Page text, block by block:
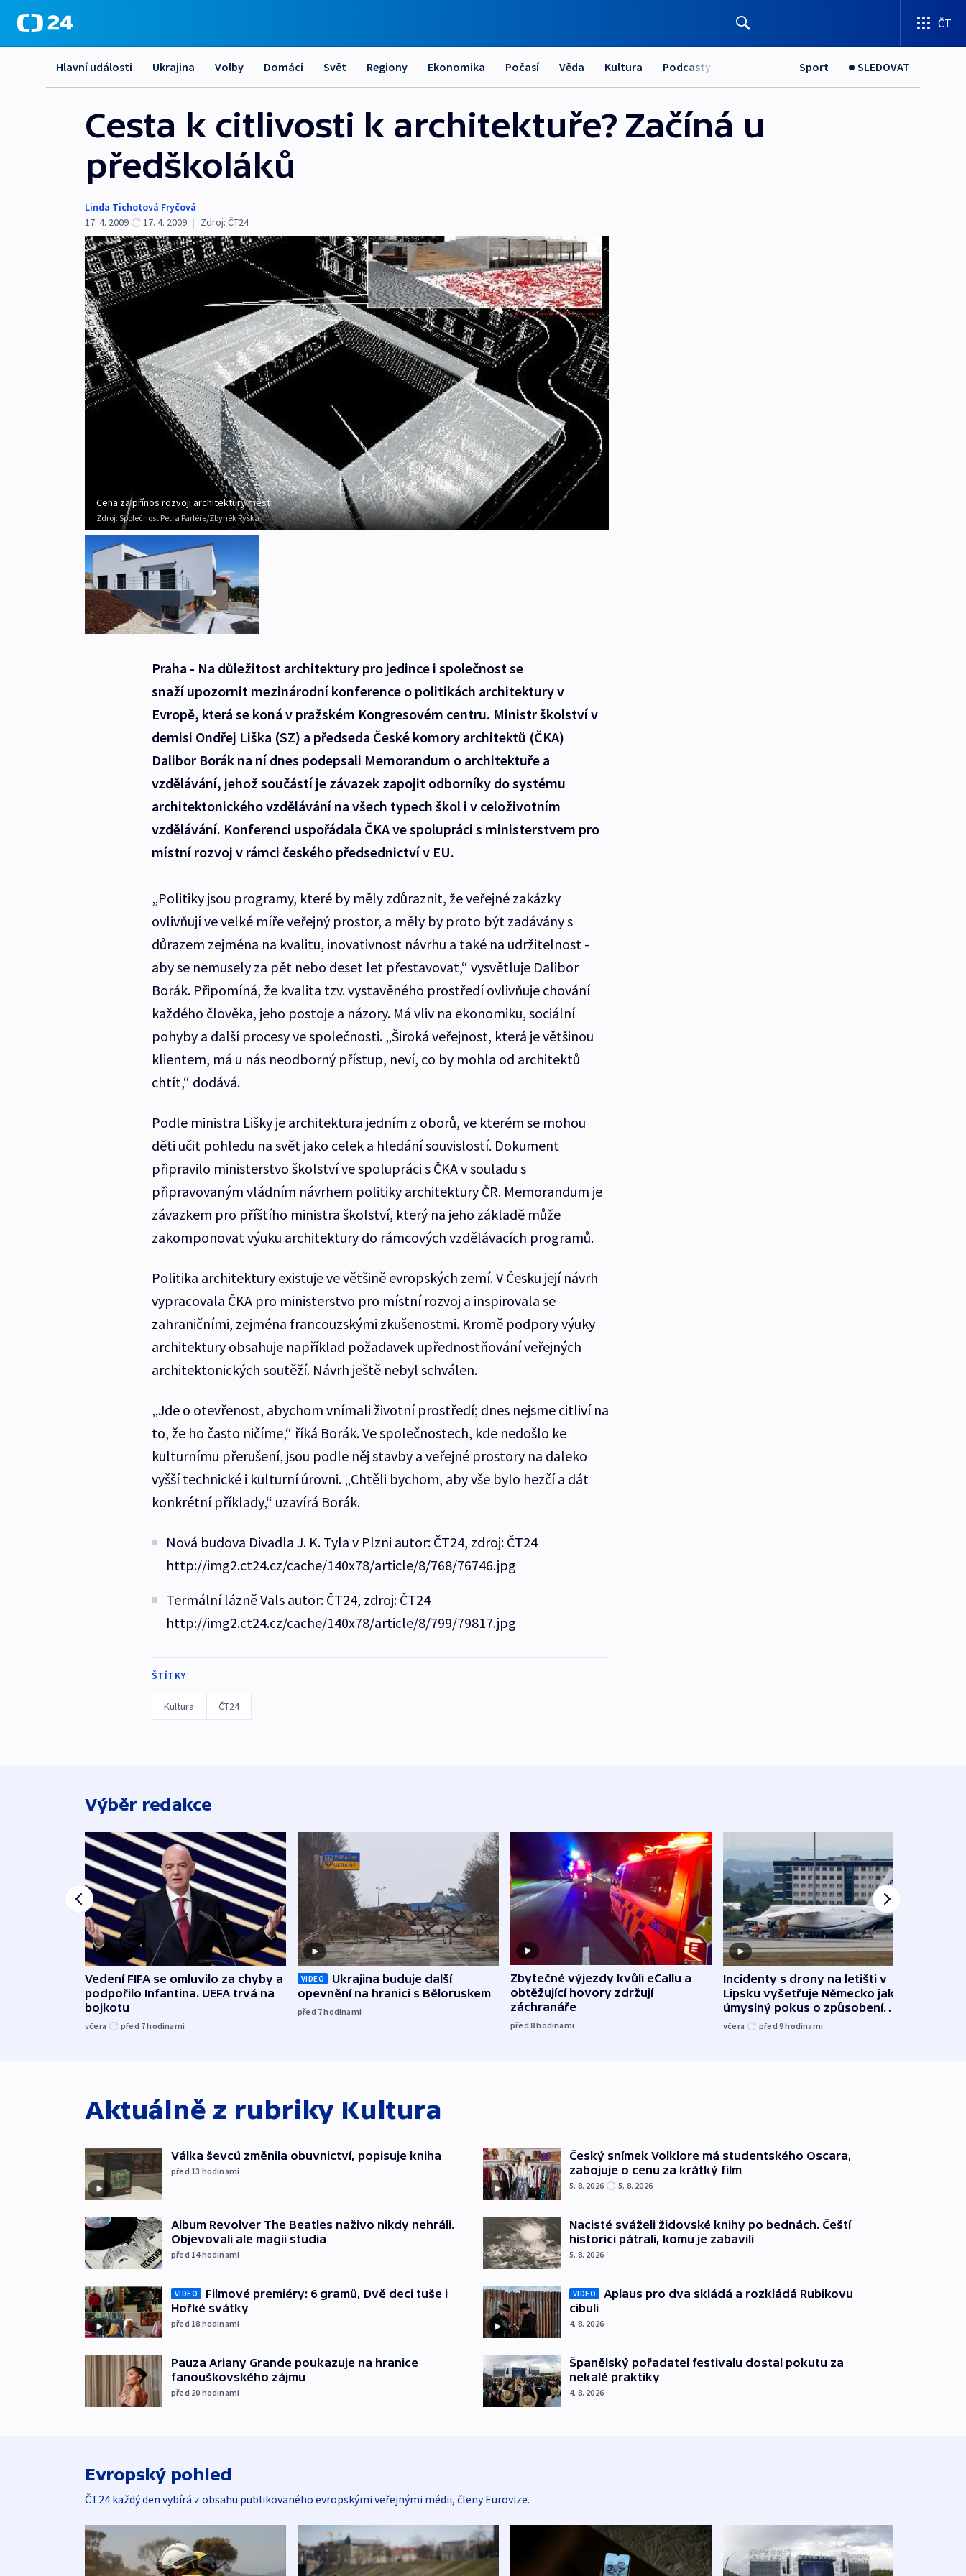
ČT
Hlavní události Ukrajina Volby Domácí Svět Regiony Ekonomika Počasí Věda Kultura Podcasty Sport SLEDOVAT
Cesta k citlivosti k architektuře? Začíná u
předškoláků
Linda Tichotová Fryčová
17. 4. 2009
17. 4. 2009 | Zdroj: ČT24
Cena za přínos rozvoji architektury měst
Zdroj: Společnost Petra Parléře/Zbyněk Ryška
Praha - Na důležitost architektury pro jedince i společnost se
snaží upozornit mezinárodní konference o politikách architektury v
Evropě, která se koná v pražském Kongresovém centru. Ministr školství v
demisi Ondřej Liška (SZ) a předseda České komory architektů (ČKA)
Dalibor Borák na ní dnes podepsali Memorandum o architektuře a
vzdělávání, jehož součástí je závazek zapojit odborníky do systému
architektonického vzdělávání na všech typech škol i v celoživotním
vzdělávání. Konferenci uspořádala ČKA ve spolupráci s ministerstvem pro
místní rozvoj v rámci českého předsednictví v EU.
„Politiky jsou programy, které by měly zdůraznit, že veřejné zakázky
ovlivňují ve velké míře veřejný prostor, a měly by proto být zadávány s
důrazem zejména na kvalitu, inovativnost návrhu a také na udržitelnost -
aby se nemusely za pět nebo deset let přestavovat,“ vysvětluje Dalibor
Borák. Připomíná, že kvalita tzv. vystavěného prostředí ovlivňuje chování
každého člověka, jeho postoje a názory. Má vliv na ekonomiku, sociální
pohyby a další procesy ve společnosti. „Široká veřejnost, která je většinou
klientem, má u nás neodborný přístup, neví, co by mohla od architektů
chtít,“ dodává.
Podle ministra Lišky je architektura jedním z oborů, ve kterém se mohou
děti učit pohledu na svět jako celek a hledání souvislostí. Dokument
připravilo ministerstvo školství ve spolupráci s ČKA v souladu s
připravovaným vládním návrhem politiky architektury ČR. Memorandum je
závazkem pro příštího ministra školství, který na jeho základě může
zakomponovat výuku architektury do rámcových vzdělávacích programů.
Politika architektury existuje ve většině evropských zemí. V Česku její návrh
vypracovala ČKA pro ministerstvo pro místní rozvoj a inspirovala se
zahraničními, zejména francouzskými zkušenostmi. Kromě podpory výuky
architektury obsahuje například požadavek upřednostňování veřejných
architektonických soutěží. Návrh ještě nebyl schválen.
„Jde o otevřenost, abychom vnímali životní prostředí; dnes nejsme citliví na
to, že ho často ničíme,“ říká Borák. Ve společnostech, kde nedošlo ke
kulturnímu přerušení, jsou podle něj stavby a veřejné prostory na daleko
vyšší technické i kulturní úrovni. „Chtěli bychom, aby vše bylo hezčí a dát
konkrétní příklady,“ uzavírá Borák.
Nová budova Divadla J. K. Tyla v Plzni autor: ČT24, zdroj: ČT24
http://img2.ct24.cz/cache/140x78/article/8/768/76746.jpg
Termální lázně Vals autor: ČT24, zdroj: ČT24
http://img2.ct24.cz/cache/140x78/article/8/799/79817.jpg
ŠTÍTKY
Kultura ČT24
Výběr redakce
Vedení FIFA se omluvilo za chyby a
podpořilo Infantina. UEFA trvá na
bojkotu
včera před 7hodinami
VIDEO
Ukrajina buduje další
opevnění na hranici s Běloruskem
před 7hodinami
Zbytečné výjezdy kvůli eCallu a
obtěžující hovory zdržují
záchranáře
před 8hodinami
Incidenty s drony na letišti v
Lipsku vyšetřuje Německo jako
úmyslný pokus o způsobení
exploze
včera před 9hodinami
Aktuálně z rubriky Kultura
Válka ševců změnila obuvnictví, popisuje kniha
před 13 hodinami
Album Revolver The Beatles naživo nikdy nehráli.
Objevovali ale magii studia
před 14hodinami
VIDEO
Filmové premiéry: 6 gramů, Dvě deci tuše i
Hořké svátky
před 18 hodinami
Pauza Ariany Grande poukazuje na hranice
fanouškovského zájmu
před 20 hodinami
Český snímek Volklore má studentského Oscara,
zabojuje o cenu za krátký film
5. 8. 2026 5. 8. 2026
Nacisté sváželi židovské knihy po bednách. Čeští
historici pátrali, komu je zabavili
5. 8. 2026
VIDEO
Aplaus pro dva skládá a rozkládá Rubikovu
cibuli
4. 8. 2026
Španělský pořadatel festivalu dostal pokutu za
nekalé praktiky
4. 8. 2026
Evropský pohled
ČT24 každý den vybírá z obsahu publikovaného evropskými veřejnými médii, členy Eurovize.